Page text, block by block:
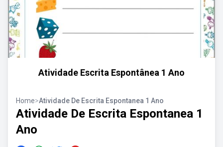
Atividade Escrita Espontânea 1 Ano
Home>Atividade De Escrita Espontanea 1 Ano
Atividade De Escrita Espontanea 1
Ano